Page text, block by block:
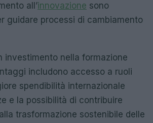
all’innovazione sono
guidare processi di cambiamento
investimento nella formazione
includono accesso a ruoli
spendibilità internazionale
e la possibilità di contribuire
trasformazione sostenibile delle